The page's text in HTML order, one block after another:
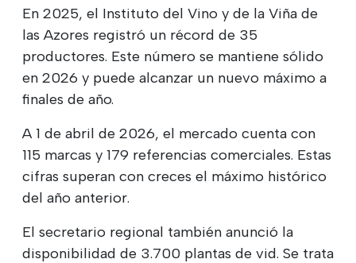
En 2025, el Instituto del Vino y de la Viña de
las Azores registró un récord de 35
productores. Este número se mantiene sólido
en 2026 y puede alcanzar un nuevo máximo a
finales de año.
A 1 de abril de 2026, el mercado cuenta con
115 marcas y 179 referencias comerciales. Estas
cifras superan con creces el máximo histórico
del año anterior.
El secretario regional también anunció la
disponibilidad de 3.700 plantas de vid. Se trata